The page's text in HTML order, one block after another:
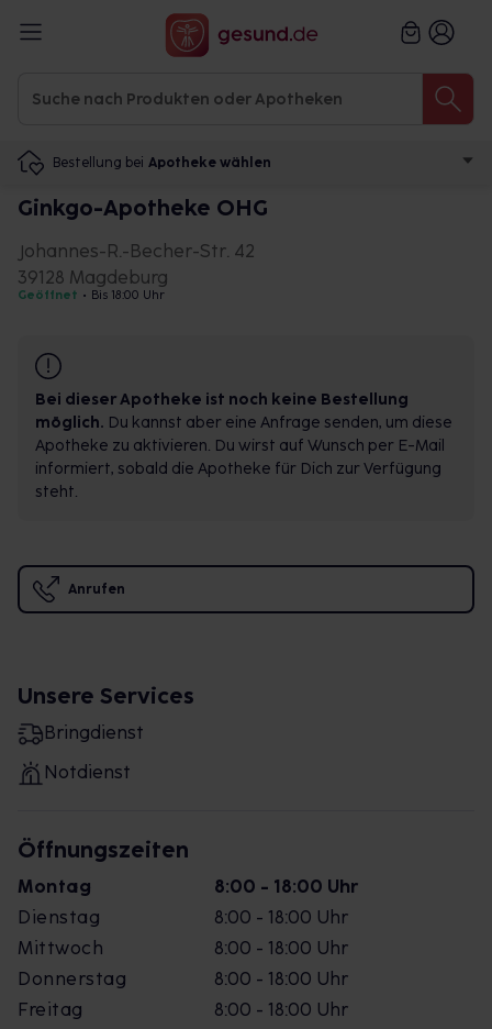
Bestellung bei Apotheke wählen
Ginkgo-Apotheke OHG
Johannes-R.-Becher-Str. 42
39128 Magdeburg
Geöffnet • Bis 18:00 Uhr
Bei dieser Apotheke ist noch keine Bestellung
möglich. Du kannst aber eine Anfrage senden, um diese
Apotheke zu aktivieren. Du wirst auf Wunsch per E-Mail
informiert, sobald die Apotheke für Dich zur Verfügung
steht.
Anrufen
Unsere Services
Bringdienst
Notdienst
Öffnungszeiten
Montag
8:00 - 18:00 Uhr
Dienstag
8:00 - 18:00 Uhr
Mittwoch
8:00 - 18:00 Uhr
Donnerstag
8:00 - 18:00 Uhr
Freitag
8:00 - 18:00 Uhr